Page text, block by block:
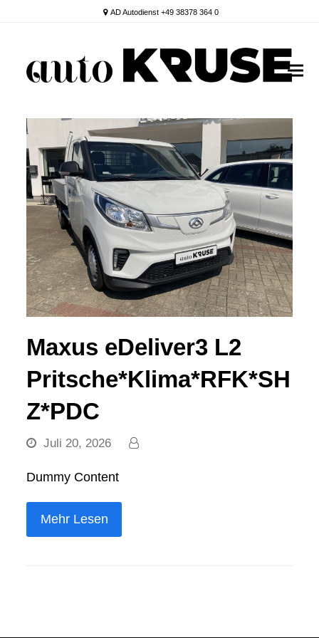
AD Autodienst +49 38378 364 0
Maxus eDeliver3 L2
Pritsche*Klima*RFK*SH
Z*PDC
Juli 20, 2026
Dummy Content
Mehr Lesen